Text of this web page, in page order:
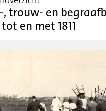
, trouw- en
tot en met 1811